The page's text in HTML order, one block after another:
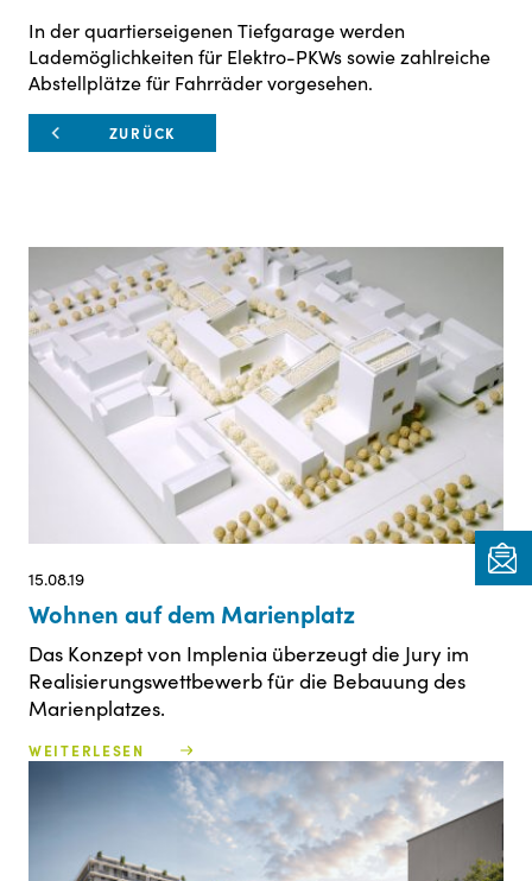
In der quartierseigenen Tiefgarage werden
Lademöglichkeiten für Elektro-PKWs sowie zahlreiche
Abstellplätze für Fahrräder vorgesehen.
ZURÜCK
15.08.19
Wohnen auf dem Marienplatz
Das Konzept von Implenia überzeugt die Jury im
Realisierungswettbewerb für die Bebauung des
Marienplatzes.
WEITERLESEN